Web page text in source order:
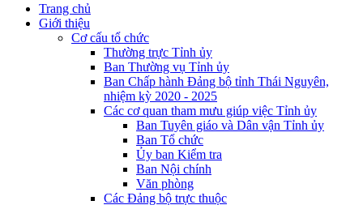
Trang chủ
Giới thiệu
Cơ cấu tổ chức
Thường trực Tỉnh ủy
Ban Thường vụ Tỉnh ủy
Ban Chấp hành Đảng bộ tỉnh Thái Nguyên,
nhiệm kỳ 2020 - 2025
Các cơ quan tham mưu giúp việc Tỉnh ủy
Ban Tuyên giáo và Dân vận Tỉnh ủy
Ban Tổ chức
Ủy ban Kiểm tra
Ban Nội chính
Văn phòng
Các Đảng bộ trực thuộc